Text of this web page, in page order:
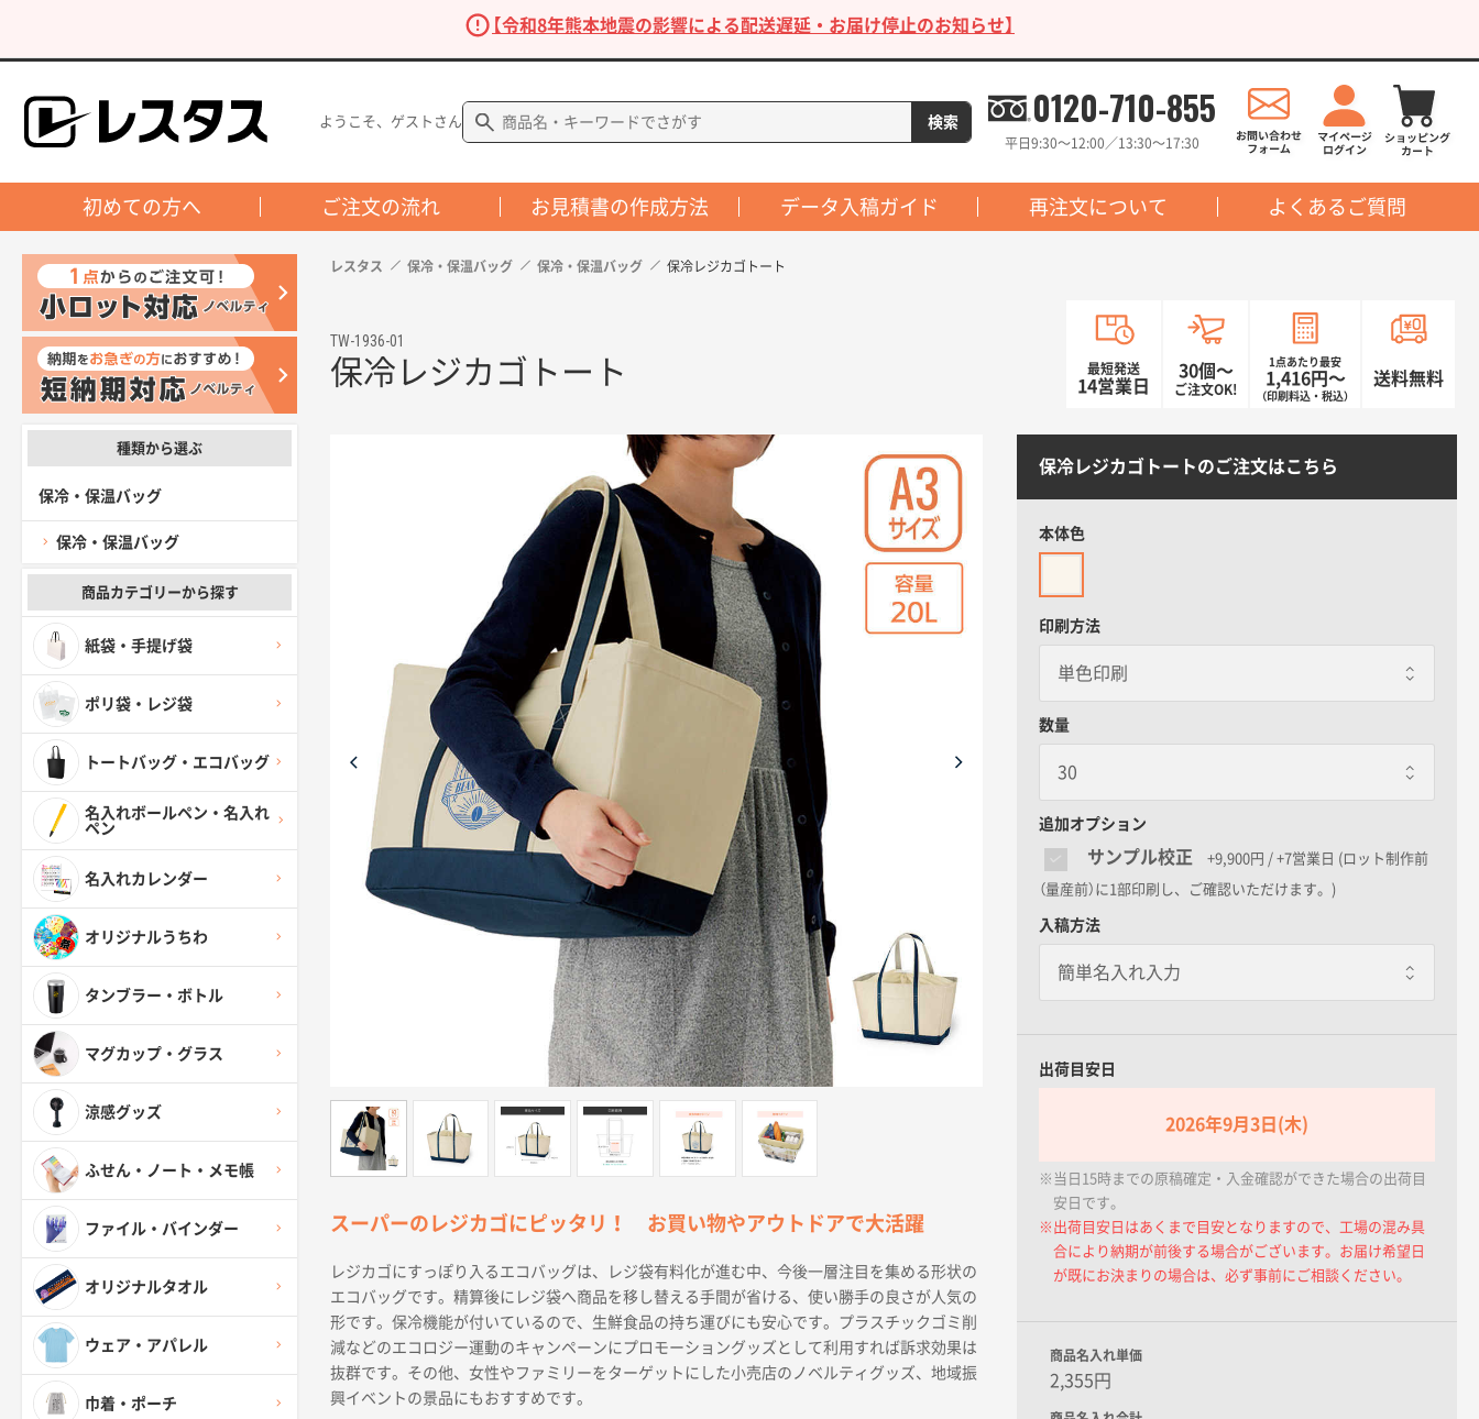
【令和8年熊本地震の影響による配送遅延・お届け停止のお知らせ】
ようこそ、ゲストさん 0120-710-855
平日9:30〜12:00／13:30〜17:30
初めての方へ ご注文の流れ お見積書の作成方法 データ入稿ガイド 再注文について よくあるご質問
種類から選ぶ
保冷・保温バッグ
保冷・保温バッグ
商品カテゴリーから探す
紙袋・手提げ袋
ポリ袋・レジ袋
トートバッグ・エコバッグ
名入れボールペン・名入れ
ペン
名入れカレンダー
オリジナルうちわ
タンブラー・ボトル
マグカップ・グラス
涼感グッズ
ふせん・ノート・メモ帳
ファイル・バインダー
オリジナルタオル
ウェア・アパレル
巾着・ポーチ
レスタス 保冷・保温バッグ 保冷・保温バッグ 保冷レジカゴトート
TW-1936-01
保冷レジカゴトート 最短発送
14営業日
30個〜
ご注文OK!
1点あたり最安
1,416円〜
（印刷料込・税込）
送料無料
保冷レジカゴトートのご注文はこちら
本体色
印刷方法
数量
追加オプション
サンプル校正 +9,900円 / +7営業日 (ロット制作前
（量産前）に1部印刷し、ご確認いただけます。)
入稿方法
出荷目安日
2026年9月3日(木)
※当日15時までの原稿確定・入金確認ができた場合の出荷目
安日です。
※出荷目安日はあくまで目安となりますので、工場の混み具
合により納期が前後する場合がございます。お届け希望日
が既にお決まりの場合は、必ず事前にご相談ください。
商品名入れ単価
2,355円
スーパーのレジカゴにピッタリ！ お買い物やアウトドアで大活躍
レジカゴにすっぽり入るエコバッグは、レジ袋有料化が進む中、今後一層注目を集める形状の
エコバッグです。精算後にレジ袋へ商品を移し替える手間が省ける、使い勝手の良さが人気の
形です。保冷機能が付いているので、生鮮食品の持ち運びにも安心です。プラスチックゴミ削
減などのエコロジー運動のキャンペーンにプロモーショングッズとして利用すれば訴求効果は
抜群です。その他、女性やファミリーをターゲットにした小売店のノベルティグッズ、地域振
興イベントの景品にもおすすめです。